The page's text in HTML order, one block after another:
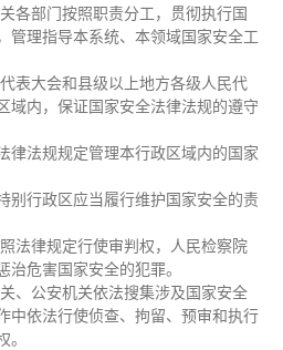
各部门按照职责分工，贯彻执行国
管理指导本系统、本领域国家安全工
表大会和县级以上地方各级人民代
域内，保证国家安全法律法规的遵守
律法规规定管理本行政区域内的国家
别行政区应当履行维护国家安全的责
法律规定行使审判权，人民检察院
治危害国家安全的犯罪。
、公安机关依法搜集涉及国家安全
中依法行使侦查、拘留、预审和执行
。